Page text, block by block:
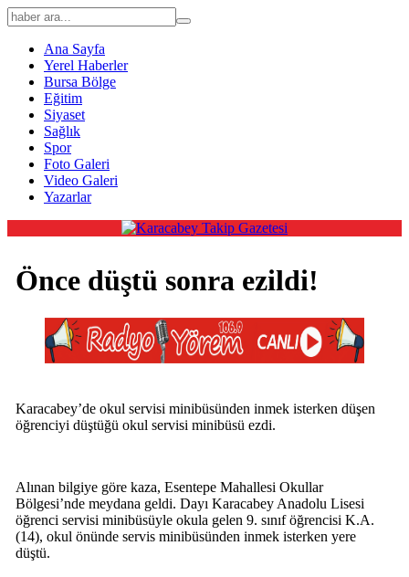
Ana Sayfa
Yerel Haberler
Bursa Bölge
Eğitim
Siyaset
Sağlık
Spor
Foto Galeri
Video Galeri
Yazarlar
Önce düştü sonra ezildi!
Karacabey’de okul servisi minibüsünden inmek isterken düşen
öğrenciyi düştüğü okul servisi minibüsü ezdi.
Alınan bilgiye göre kaza, Esentepe Mahallesi Okullar
Bölgesi’nde meydana geldi. Dayı Karacabey Anadolu Lisesi
öğrenci servisi minibüsüyle okula gelen 9. sınıf öğrencisi K.A.
(14), okul önünde servis minibüsünden inmek isterken yere
düştü.